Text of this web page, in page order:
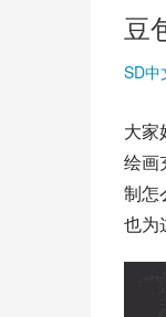
豆
SD中
大家
绘画
制怎
也为